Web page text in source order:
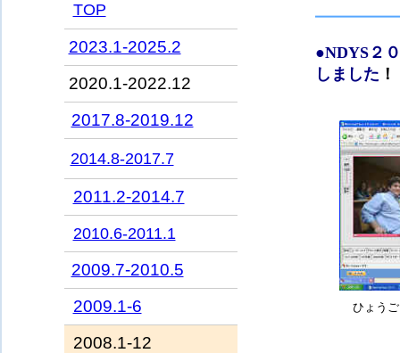
TOP
2023.1-2025.2
2020.1-2022.12
2017.8-2019.12
2014.8-2017.7
2011.2-2014.7
2010.6-2011.1
2009.7-2010.5
2009.1-6
2008.1-12
●NDYS２
しました ！
ひょう